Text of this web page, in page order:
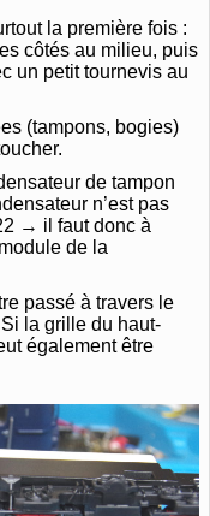
la première fois :
côtés au milieu, puis
un petit tournevis au
(tampons, bogies)
de tampon
n’est pas
→ il faut donc à
de la
passé à travers le
la grille du haut-
également être